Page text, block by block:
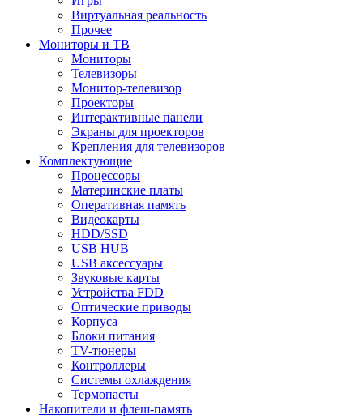
Виртуальная реальность
Прочее
Мониторы и ТВ
Мониторы
Телевизоры
Монитор-телевизор
Проекторы
Интерактивные панели
Экраны для проекторов
Крепления для телевизоров
Комплектующие
Процессоры
Материнские платы
Оперативная память
Видеокарты
HDD/SSD
USB HUB
USB аксессуары
Звуковые карты
Устройства FDD
Оптические приводы
Корпуса
Блоки питания
TV-тюнеры
Контроллеры
Системы охлаждения
Термопасты
Накопители и флеш-память